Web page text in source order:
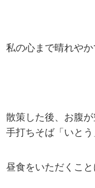
私の心まで晴れや
散策した後、お腹が
手打ちそば「いとう
昼食をいただくこと